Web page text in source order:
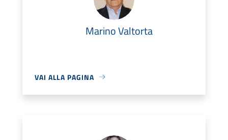
Marino Valtorta
VAI ALLA PAGINA